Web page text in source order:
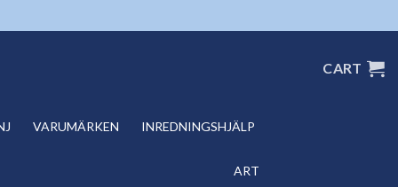
CART
VARUMÄRKEN INREDNINGSHJÄLP
ART